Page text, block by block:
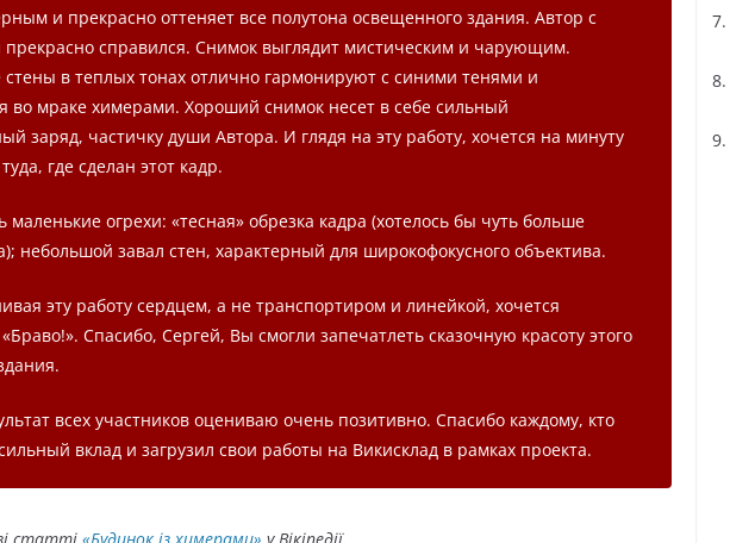
и прекрасно оттеняет все полутона освещенного здания. Автор с
прекрасно справился. Снимок выглядит мистическим и чарующим.
в теплых тонах отлично гармонируют с синими тенями и
во мраке химерами. Хороший снимок несет в себе сильный
заряд, частичку души Автора. И глядя на эту работу, хочется на минуту
где сделан этот кадр.
маленькие огрехи: «тесная» обрезка кадра (хотелось бы чуть больше
небольшой завал стен, характерный для широкофокусного объектива.
эту работу сердцем, а не транспортиром и линейкой, хочется
«Браво!». Спасибо, Сергей, Вы смогли запечатлеть сказочную красоту этого
всех участников оцениваю очень позитивно. Спасибо каждому, кто
вклад и загрузил свои работы на Викисклад в рамках проекта.
статті «Будинок із химерами» у Вікіпедії.